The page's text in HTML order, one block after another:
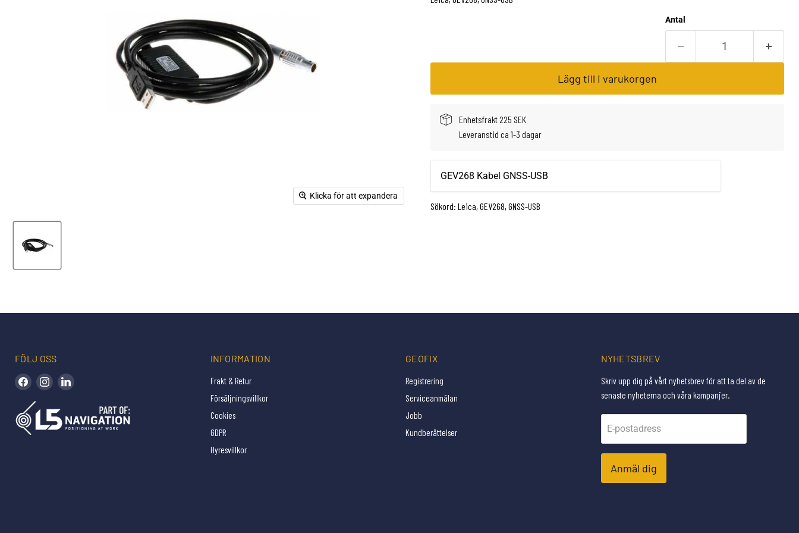
Klicka för att expandera
Antal
Lägg till i varukorgen
Enhetsfrakt 225 SEK
Leveranstid ca 1-3 dagar
GEV268 Kabel GNSS-USB
Sökord: Leica, GEV268, GNSS-USB
FÖLJ OSS
Hitta oss på Facebook
Hitta oss på Instagram
INFORMATION
Frakt & Retur
Försäljningsvillkor
Cookies
GDPR
Hyresvillkor
GEOFIX
Registrering
Serviceanmälan
Jobb
Kundberättelser
NYHETSBREV
Skriv upp dig på vårt nyhetsbrev för att ta del av de
senaste nyheterna och våra kampanjer.
E-postadress
Anmäl dig